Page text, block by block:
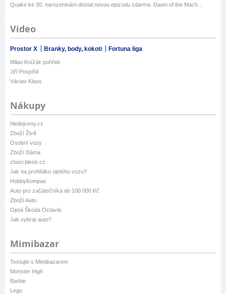
Quake ke 30. narozeninám dostal novou epizodu zdarma. Dawn of the Mach...
Video
Prostor X Branky, body, kokoti Fortuna liga
Milan Knížák pohřeb
Jiří Pospíšil
Václav Klaus
Nákupy
hledejceny.cz
Zboží Živě
Osobní vozy
Zboží Dáma
zbozi.blesk.cz
Jak na prohlídku ojetého vozu?
HobbyKompas
Auto pro začátečníka do 100 000 Kč
Zboží Auto
Ojetá Škoda Octavia
Jak vybrat auto?
Mimibazar
Testujte s Mimibazarem
Monster High
Barbie
Lego